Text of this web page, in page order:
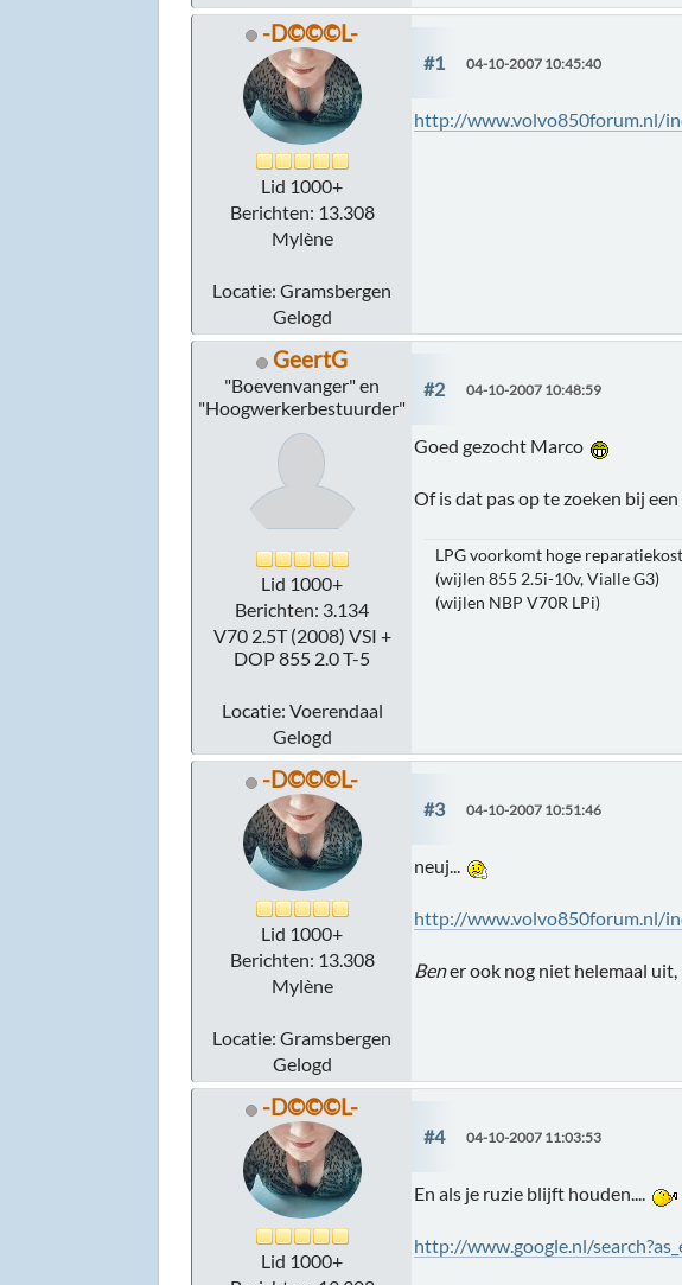
-D©©©L-
Lid 1000+
Berichten: 13.308
Mylène
Locatie: Gramsbergen
Gelogd
#1 04-10-2007 10:45:40
http://www.volvo850forum.nl/
GeertG
"Boevenvanger" en
"Hoogwerkerbestuurder"
Lid 1000+
Berichten: 3.134
V70 2.5T (2008) VSI +
DOP 855 2.0 T-5
Locatie: Voerendaal
Gelogd
#2 04-10-2007 10:48:59
Goed gezocht Marco
Of is dat pas op te zoeken bij
LPG voorkomt hoge
(wijlen 855 2.5i-10v, Vialle G3)
(wijlen NBP V70R LPi)
-D©©©L-
Lid 1000+
Berichten: 13.308
Mylène
Locatie: Gramsbergen
Gelogd
#3 04-10-2007 10:51:46
neuj...
http://www.volvo850forum.nl/
Bener ook nog niet helemaal
-D©©©L-
Lid 1000+
#4 04-10-2007 11:03:53
En als je ruzie blijft houden....
http://www.google.nl/